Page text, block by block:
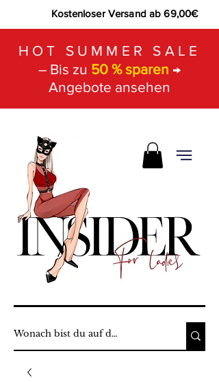
Kostenloser Versand ab 69,00€
HOT SUMMER SALE
– Bis zu 50 % sparen →
Angebote ansehen